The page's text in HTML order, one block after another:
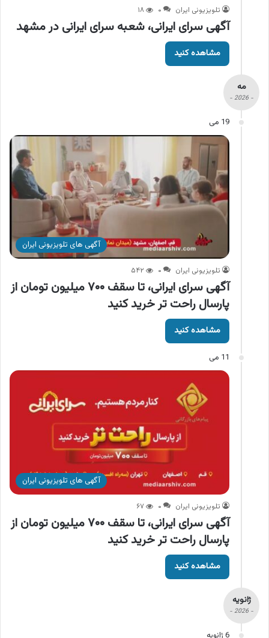
تلویزیونی ایران ۰ ۱۸
آگهی سرای ایرانی، شعبه سرای ایرانی در مشهد
مشاهده کنید
مه
- 2026 -
19 می
آگهی های تلویزیونی ایران
تلویزیونی ایران ۰ ۵۴۲
آگهی سرای ایرانی، تا سقف ۷۰۰ میلیون تومان از
پارسال راحت تر خرید کنید
مشاهده کنید
11 می
آگهی های تلویزیونی ایران
تلویزیونی ایران ۰ ۶۷
آگهی سرای ایرانی، تا سقف ۷۰۰ میلیون تومان از
پارسال راحت تر خرید کنید
مشاهده کنید
ژانویه
- 2026 -
6 ژانویه